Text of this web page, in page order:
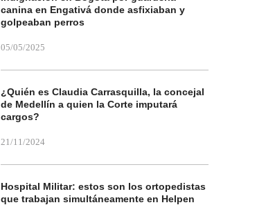
canina en Engativá donde asfixiaban y
golpeaban perros
05/05/2025
¿Quién es Claudia Carrasquilla, la concejal
de Medellín a quien la Corte imputará
cargos?
21/11/2024
Hospital Militar: estos son los ortopedistas
que trabajan simultáneamente en Helpen